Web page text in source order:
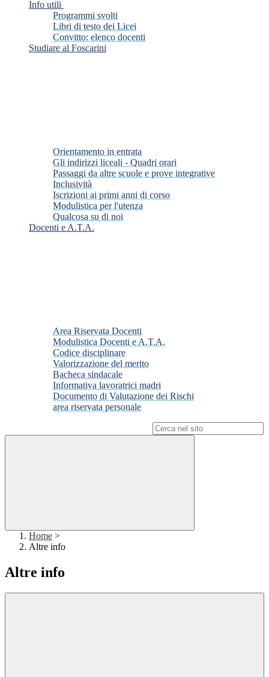
Info utili
Programmi svolti
Libri di testo dei Licei
Convitto: elenco docenti
Studiare al Foscarini
Orientamento in entrata
Gli indirizzi liceali - Quadri orari
Passaggi da altre scuole e prove integrative
Inclusività
Iscrizioni ai primi anni di corso
Modulistica per l'utenza
Qualcosa su di noi
Docenti e A.T.A.
Area Riservata Docenti
Modulistica Docenti e A.T.A.
Codice disciplinare
Valorizzazione del merito
Bacheca sindacale
Informativa lavoratrici madri
Documento di Valutazione dei Rischi
area riservata personale
Home >
Altre info
Altre info